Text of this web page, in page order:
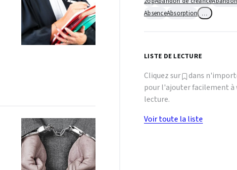
AbsenceAbsorption
LISTE DE LECTURE
Cliquez sur
dans
pour l'ajouter facilement à
lecture.
Voir toute la liste